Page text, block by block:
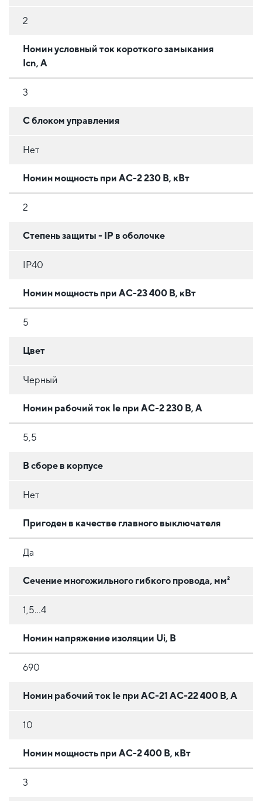
2
Номин условный ток короткого замыкания
Icn, А
3
С блоком управления
Нет
Номин мощность при AC-2 230 В, кВт
2
Степень защиты - IP в оболочке
IP40
Номин мощность при AC-23 400 В, кВт
5
Цвет
Черный
Номин рабочий ток Ie при АС-2 230 В, А
5,5
В сборе в корпусе
Нет
Пригоден в качестве главного выключателя
Да
Сечение многожильного гибкого провода, мм²
1,5…4
Номин напряжение изоляции Ui, В
690
Номин рабочий ток Ie при АС-21 АС-22 400 В, А
10
Номин мощность при AC-2 400 В, кВт
3